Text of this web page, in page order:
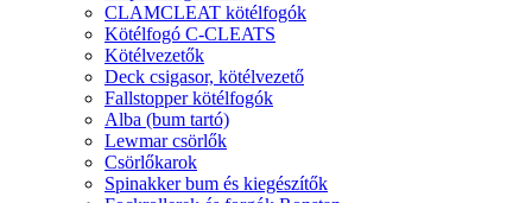
CLAMCLEAT kötélfogók
Kötélfogó C-CLEATS
Kötélvezetők
Deck csigasor, kötélvezető
Fallstopper kötélfogók
Alba (bum tartó)
Lewmar csörlők
Csörlőkarok
Spinakker bum és kiegészítők